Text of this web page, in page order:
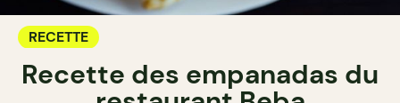
RECETTE
Recette des empanadas du